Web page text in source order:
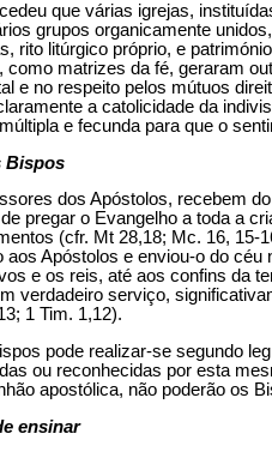
que várias igrejas,
grupos organicamente
rito litúrgico próprio, e
como matrizes da fé, geraram
e no respeito pelos mútuos
a catolicidade da
e fecunda para que o
Bispos
dos Apóstolos, recebem
pregar o Evangelho a toda a
(cfr. Mt 28,18; Mc. 16,
aos Apóstolos e enviou-o do
e os reis, até aos confins da
verdadeiro serviço,
1 Tim. 1,12).
pode realizar-se segundo
ou reconhecidas por esta
apostólica, não poderão os
ensinar